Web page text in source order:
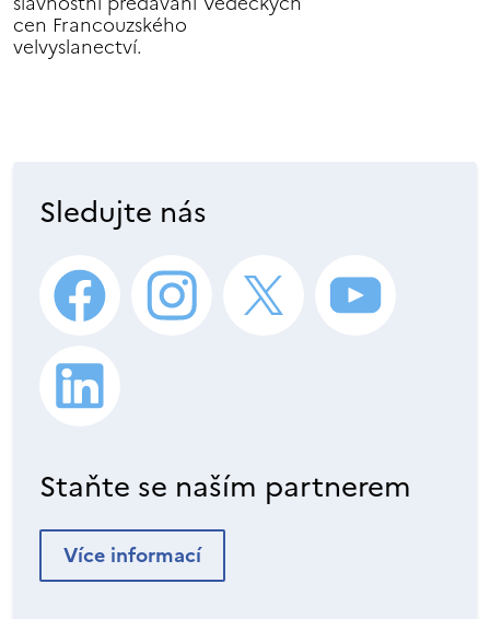
cen Francouzského
velvyslanectví.
Sledujte nás
Staňte se naším partnerem
Více informací